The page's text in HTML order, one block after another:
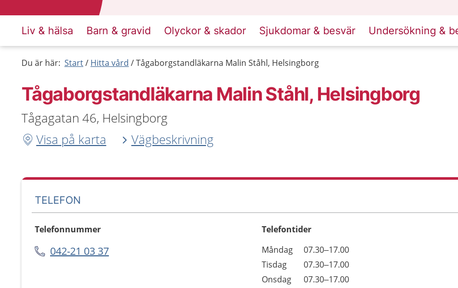
Liv & hälsa Barn & gravid Olyckor & skador Sjukdomar & besvär Undersökning &
Du är här: Start Hitta vård Tågaborgstandläkarna Malin Ståhl, Helsingborg
Tågaborgstandläkarna Malin Ståhl, Helsingborg
Tågagatan 46, Helsingborg
Visa på karta
Vägbeskrivning
TELEFON
Telefonnummer
042-21 03 37
Telefontider
Dag
Öppettider
Kommentarer
Måndag
07.30–17.00
Tisdag
07.30–17.00
Onsdag
07.30–17.00